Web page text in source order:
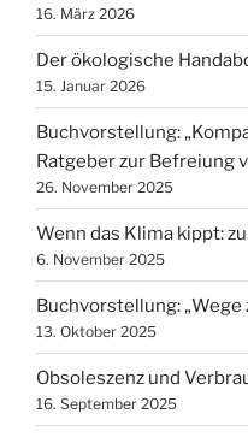
16. März 2026
Der ökologische
15. Januar 2026
Buchvorstellung:
Ratgeber zur Befreiung
26. November 2025
Wenn das Klima kippt:
6. November 2025
Buchvorstellung: „Wege
13. Oktober 2025
Obsoleszenz und
16. September 2025